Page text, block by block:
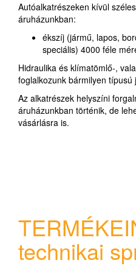
Autóalkatrészeken kívül
áruházunkban:
ékszíj (jármű, lapos,
speciális) 4000 féle
Hidraulika és klímatömlő-,
foglalkozunk bármilyen
Az alkatrészek helyszíni
áruházunkban történik, de
vásárlásra is.
technikai